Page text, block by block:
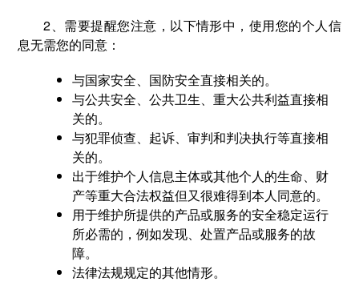
2、需要提醒您注意，以下情形中，使用您的个人信
息无需您的同意：
与国家安全、国防安全直接相关的。
与公共安全、公共卫生、重大公共利益直接相
关的。
与犯罪侦查、起诉、审判和判决执行等直接相
关的。
出于维护个人信息主体或其他个人的生命、财
产等重大合法权益但又很难得到本人同意的。
用于维护所提供的产品或服务的安全稳定运行
所必需的，例如发现、处置产品或服务的故
障。
法律法规规定的其他情形。